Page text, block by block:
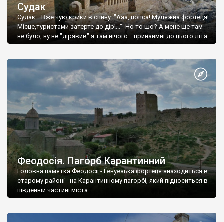
Судак
Судак... Вже чую крики в спину: "Ааа, попса! Муляжна фортеця!
Місце,туристами затерте до дір!..." Но то шо? А мене ще там
не було, ну не "дірявив" я там нічого... принаймні до цього літа.
Феодосія. Пагорб Карантинний
Головна памятка Феодосії - Генуезька фортеця знаходиться в
старому районі - на Карантинному пагорбі, який підноситься в
південній частині міста.